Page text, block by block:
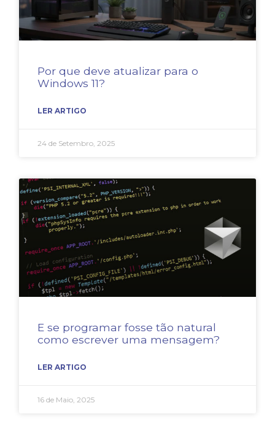
Por que deve atualizar para o
Windows 11?
LER ARTIGO
24 de Setembro, 2025
E se programar fosse tão natural
como escrever uma mensagem?
LER ARTIGO
16 de Maio, 2025